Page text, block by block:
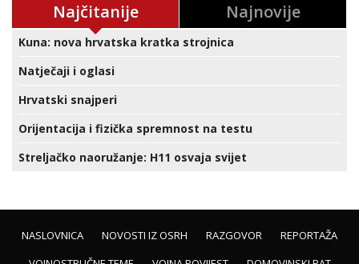
Najčitanije Najnovije
Kuna: nova hrvatska kratka strojnica
Natječaji i oglasi
Hrvatski snajperi
Orijentacija i fizička spremnost na testu
Streljačko naoružanje: H11 osvaja svijet
NASLOVNICA NOVOSTI IZ OSRH RAZGOVOR
REPORTAŽA